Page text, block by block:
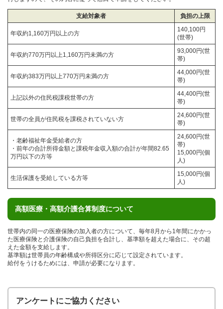
支給対象者 負担の上限
年収約1,160万円以上の方
140,100円
(世帯)
年収約770万円以上1,160万円未満の方
93,000円(世
帯)
年収約383万円以上770万円未満の方
44,000円(世
帯)
上記以外の住民税課税世帯の方
44,400円(世
帯)
世帯の全員が住民税を課税されていない方
24,600円(世
帯)
・老齢福祉年金受給者の方
・前年の合計所得金額と課税年金収入額の合計が年間82.65
万円以下の方等
24,600円(世
帯)
15,000円(個
人)
生活保護を受給している方等
15,000円(個
人)
高額医療・高額介護合算制度について
世帯内の同一の医療保険の加入者の方について、毎年8月から1年間にかかっ
た医療保険と介護保険の自己負担を合計し、基準額を超えた場合に、その超
えた金額を支給します。
基準額は世帯員の年齢構成や所得区分に応じて設定されています。
給付をうけるためには、申請が必要になります。
アンケートにご協力ください